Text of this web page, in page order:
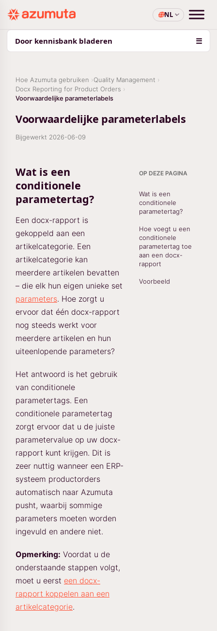
NL
Door kennisbank bladeren ☰
Hoe Azumuta gebruiken
Quality Management
Docx Reporting for Product Orders
Voorwaardelijke parameterlabels
Voorwaardelijke parameterlabels
Bijgewerkt 2026-06-09
Wat is een
conditionele
parametertag?
Een docx-rapport is
gekoppeld aan een
artikelcategorie. Een
artikelcategorie kan
meerdere artikelen bevatten
– die elk hun eigen unieke set
parameters. Hoe zorgt u
ervoor dat één docx-rapport
nog steeds werkt voor
meerdere artikelen en hun
uiteenlopende parameters?
Het antwoord is het gebruik
van conditionele
parametertags. Een
conditionele parametertag
zorgt ervoor dat u de juiste
parametervalue op uw docx-
rapport kunt krijgen. Dit is
zeer nuttig wanneer een ERP-
systeem productorders
automatisch naar Azumuta
pusht, waarbij sommige
parameters moeten worden
ingevuld en andere niet.
Opmerking: Voordat u de
onderstaande stappen volgt,
moet u eerst een docx-
rapport koppelen aan een
artikelcategorie.
OP DEZE PAGINA
Wat is een
conditionele
parametertag?
Hoe voegt u een
conditionele
parametertag toe
aan een docx-
rapport
Voorbeeld